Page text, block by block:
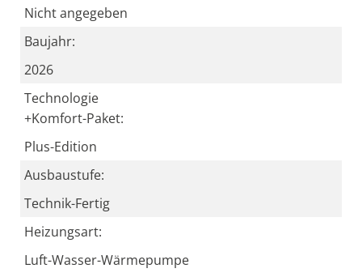
Nicht angegeben
Baujahr:
2026
Technologie
+Komfort-Paket:
Plus-Edition
Ausbaustufe:
Technik-Fertig
Heizungsart:
Luft-Wasser-Wärmepumpe